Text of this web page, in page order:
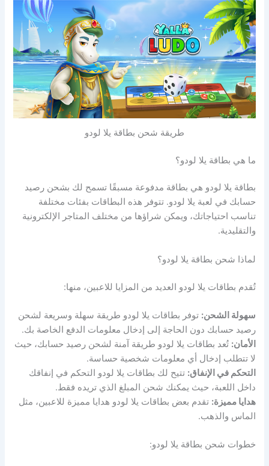
طريقة شحن بطاقة يلا لودو
ما هي بطاقة يلا لودو؟
بطاقة يلا لودو هي بطاقة مدفوعة مسبقًا تسمح لك بشحن رصيد
حسابك في لعبة يلا لودو. تتوفر هذه البطاقات بفئات مختلفة
تناسب احتياجاتك، ويمكن شراؤها من مختلف المتاجر الإلكترونية
والتقليدية.
لماذا شحن بطاقة يلا لودو؟
تُقدم بطاقات يلا لودو العديد من المزايا للاعبين، منها:
سهولة الشحن: توفر بطاقات يلا لودو طريقة سهلة وسريعة لشحن
رصيد حسابك دون الحاجة إلى إدخال معلومات الدفع الخاصة بك.
الأمان: تُعد بطاقات يلا لودو طريقة آمنة لشحن رصيد حسابك، حيث
لا تتطلب إدخال أي معلومات شخصية حساسة.
التحكم في الإنفاق: تتيح لك بطاقات يلا لودو التحكم في إنفاقك
داخل اللعبة، حيث يمكنك شحن المبلغ الذي تريده فقط.
هدايا مميزة: تقدم بعض بطاقات يلا لودو هدايا مميزة للاعبين، مثل
الماس والذهب.
خطوات شحن بطاقة يلا لودو: